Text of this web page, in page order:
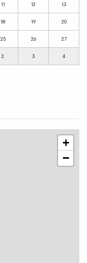
11 12 13
18 19 20
25 26 27
2 3 4
+
−